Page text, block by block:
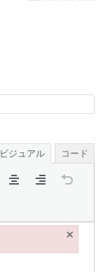
ビジュアル コード
×